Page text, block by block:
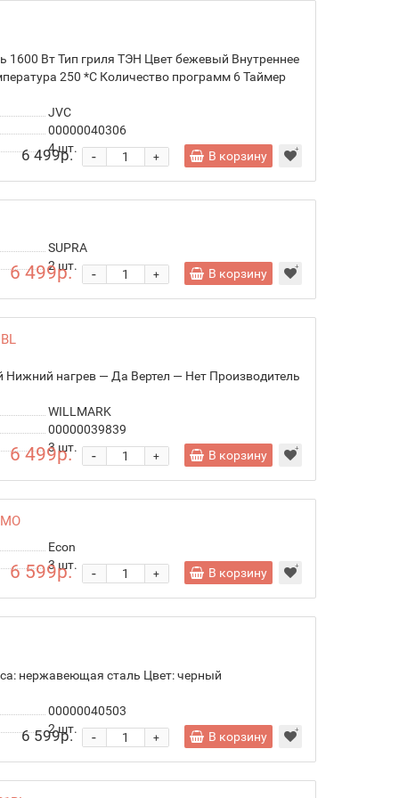
Вт Тип гриля ТЭН Цвет бежевый Внутреннее
250 *С Количество программ 6 Таймер
JVC
00000040306
4шт.
6 499р. +
- В корзину
SUPRA
2шт.
6 499р. +
- В корзину
нагрев — Да Вертел — Нет Производитель
WILLMARK
00000039839
3шт.
6 499р. +
- В корзину
Econ
3шт.
6 599р. +
- В корзину
нержавеющая сталь Цвет: черный
00000040503
2шт.
6 599р. +
- В корзину